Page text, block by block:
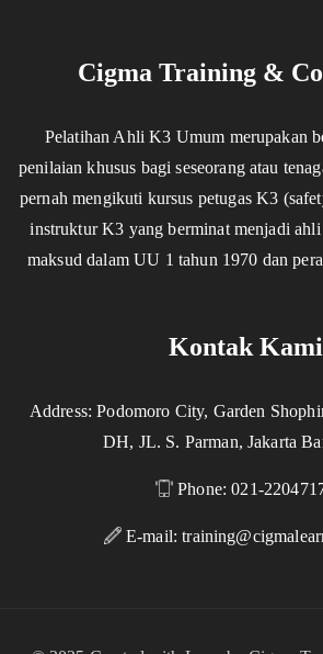
Cigma Training &
Pelatihan Ahli K3 Umum merupakan
penilaian khusus bagi seseorang atau
pernah mengikuti kursus petugas K3
instruktur K3 yang berminat menjadi ahli
maksud dalam UU 1 tahun 1970 dan
Kontak Kami
Address: Podomoro City, Garden
DH, JL. S. Parman, Jakarta
Phone: 021-
E-mail: